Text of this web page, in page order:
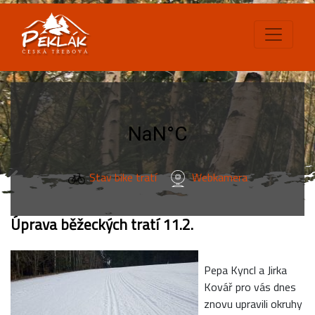
Stav bike tratí Webkamera
Úprava běžeckých tratí 11.2.
Pepa Kyncl a Jirka
Kovář pro vás dnes
znovu upravili okruhy